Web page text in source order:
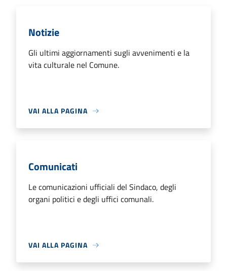
Notizie
Gli ultimi aggiornamenti sugli avvenimenti e la
vita culturale nel Comune.
VAI ALLA PAGINA
Comunicati
Le comunicazioni ufficiali del Sindaco, degli
organi politici e degli uffici comunali.
VAI ALLA PAGINA